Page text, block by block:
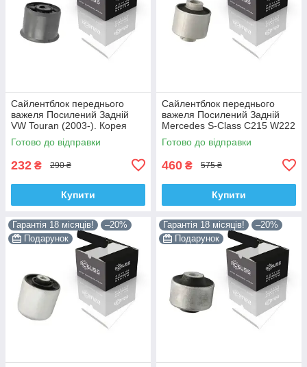
Сайлентблок переднього
важеля Посилений Задній
VW Touran (2003-). Корея
ACSUSS! 34559 , JBU602 ,
VKDS331037
Готово до відправки
232 ₴ 290 ₴
Купити
Сайлентблок переднього
важеля Посилений Задній
Mercedes S-Class C215 W222
W220 V220 (1998-). Корея
ACSUSS! 28744 , TD4208W ,
Готово до відправки
460 ₴ 575 ₴
Купити
Гарантія 18 місяців!
–20%
Подарунок
Гарантія 18 місяців!
–20%
Подарунок